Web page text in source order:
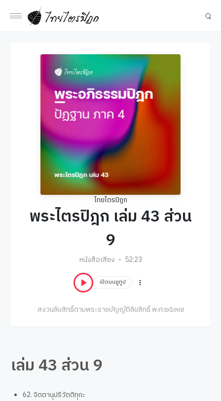
ไทยไตรปิฎก
พระไตรปิฎก เล่ม 43 ส่วน
9
หนังสือเสียง 52:23
เปิดบนยูทูป
สงวนลิขสิทธิ์ตามพระราชบัญญัติลิขสิทธิ์ พ.ศ.๒๕๓๗
เล่ม 43 ส่วน 9
62. จิตตานุปริวัตติทุกะ